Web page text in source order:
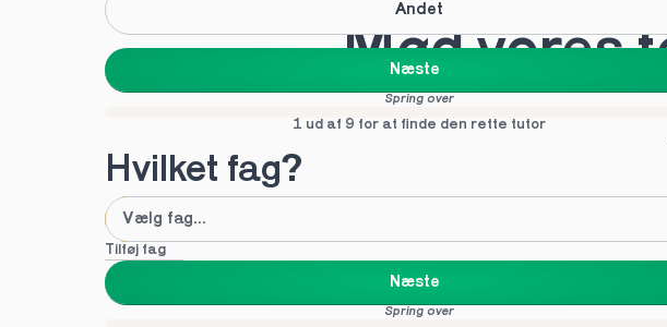
Andet
Næste
Spring over
1 ud af 9 for at finde den rette tutor
Hvilket fag?
Tilføj fag
Næste
Spring over
Mød vores